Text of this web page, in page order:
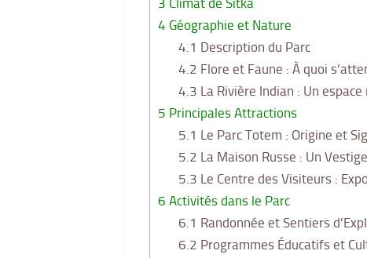
3 Climat de Sitka
4 Géographie et Nature
4.1 Description du Parc
4.2 Flore et Faune : À quoi
4.3 La Rivière Indian : Un
5 Principales Attractions
5.1 Le Parc Totem : Origine et
5.2 La Maison Russe : Un
5.3 Le Centre des Visiteurs :
6 Activités dans le Parc
6.1 Randonnée et Sentiers
6.2 Programmes Éducatifs et